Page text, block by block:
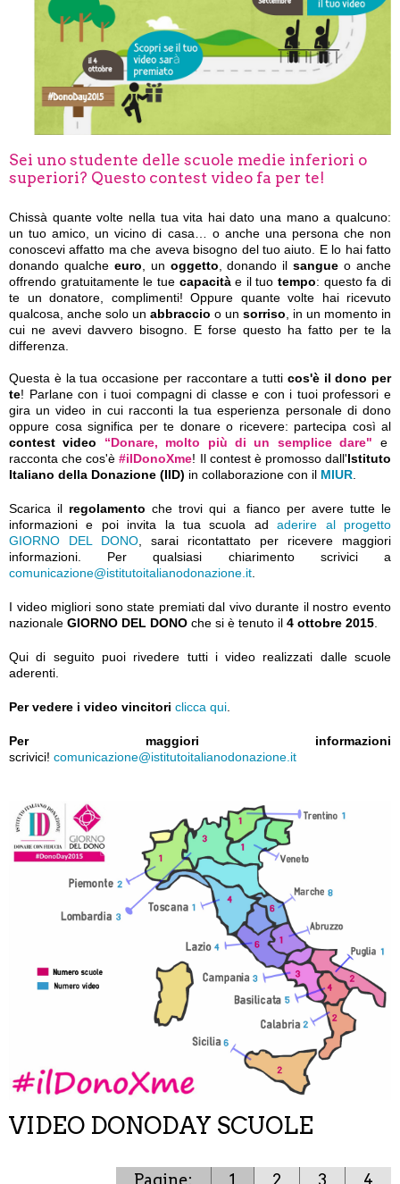
Sei uno studente delle scuole medie inferiori o
superiori? Questo contest video fa per te!
Chissà quante volte nella tua vita hai dato una mano a qualcuno:
un tuo amico, un vicino di casa… o anche una persona che non
conoscevi affatto ma che aveva bisogno del tuo aiuto. E lo hai fatto
donando qualche euro , un oggetto , donando ilsangue o anche
offrendo gratuitamente le tue capacitàe il tuotempo: questo fa di
te un donatore, complimenti! Oppure quante volte hai ricevuto
qualcosa, anche solo un abbraccio o un sorriso , in un momento in
cui ne avevi davvero bisogno. E forse questo ha fatto per te la
differenza.
Questa è la tua occasione per raccontare a tutti cos'è il dono per
te! Parlane con i tuoi compagni di classe e con i tuoi professori e
gira un video in cui racconti la tua esperienza personale di dono
oppure cosa significa per te donare o ricevere: partecipa così al
contest video “Donare, molto più di un semplice dare" e
racconta che cos'è#ilDonoXme! Il contest èpromosso dall'Istituto
Italiano della Donazione (IID) in collaborazione con il MIUR
Scarica il regolamento che trovi qui a fianco per avere tutte le
informazioni e poi invita la tua scuola adaderire al progetto
GIORNO DEL DONO , sarai ricontattato per ricevere maggiori
informazioni. Per qualsiasi chiarimento scrivici a
comunicazione@istitutoitalianodonazione.it
I video migliori sono state premiati dal vivo durante il nostro evento
nazionale GIORNO DEL DONO che si è tenuto il 4 ottobre 2015
Qui di seguito puoi rivedere tutti i video realizzati dalle scuole
aderenti.
Per vedere i video vincitori clicca qui
Per maggiori informazioni
scrivici! comunicazione@istitutoitalianodonazione.it
VIDEO DONODAY SCUOLE
Pagine: 1 2 3 4